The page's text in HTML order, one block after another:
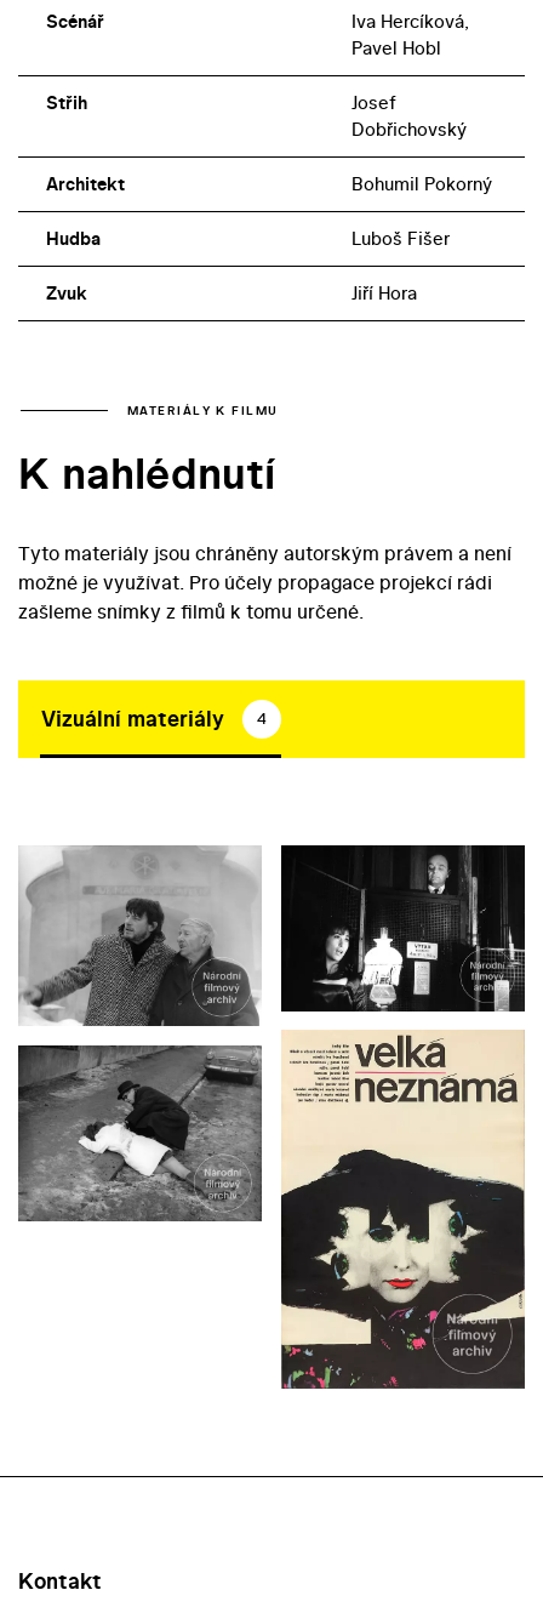
Scénář
Iva Hercíková,
Pavel Hobl
Střih
Josef
Dobřichovský
Architekt Bohumil Pokorný
Hudba Luboš Fišer
Zvuk Jiří Hora
MATERIÁLY K FILMU
K nahlédnutí
Tyto materiály jsou chráněny autorským právem a není
možné je využívat. Pro účely propagace projekcí rádi
zašleme snímky z filmů k tomu určené.
Vizuální materiály 4
Kontakt